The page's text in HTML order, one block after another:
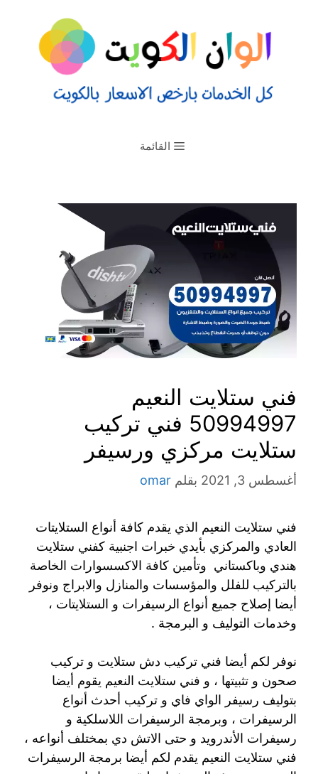
القائمة
فني ستلايت النعيم
50994997 فني تركيب
ستلايت مركزي ورسيفر
أغسطس 3, 2021 بقلم omar
فني ستلايت النعيم الذي يقدم كافة أنواع الستلايتات
العادي والمركزي بأيدي خبرات اجنبية كفني ستلايت
هندي وباكستاني وتأمين كافة الاكسسوارات الخاصة
بالتركيب للفلل والمؤسسات والمنازل والابراج ونوفر
أيضا إصلاح جميع أنواع الرسيفرات و الستلايتات ،
وخدمات التوليف و البرمجة .
نوفر لكم أيضا فني تركيب دش ستلايت و تركيب
صحون و تثبيتها ، و فني ستلايت النعيم يقوم أيضا
بتوليف رسيفر الواي فاي و تركيب أحدث أنواع
الرسيفرات ، وبرمجة الرسيفرات اللاسلكية و
رسيفرات الأندرويد و حتى الاتش دي بمختلف أنواعه ،
فني ستلايت النعيم يقدم لكم أيضا برمجة الرسيفرات